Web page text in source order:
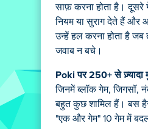
साफ़ करना होता है।
नियम या सुराग देते हैं और
उन्हें हल करना होता है जब
जवाब न बचे।
Poki पर 250+ से
जिनमें ब्लॉक गेम, जिगसॉ,
बहुत कुछ शामिल हैं। बस
"एक और गेम" 10 गेम में